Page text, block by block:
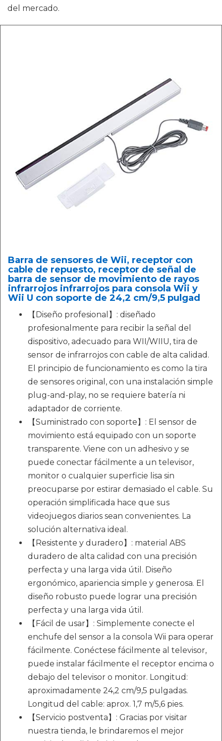
del mercado.
Barra de sensores de Wii, receptor con
cable de repuesto, receptor de señal de
barra de sensor de movimiento de rayos
infrarrojos infrarrojos para consola Wii y
Wii U con soporte de 24,2 cm/9,5 pulgad
【Diseño profesional】: diseñado
profesionalmente para recibir la señal del
dispositivo, adecuado para WII/WIIU, tira de
sensor de infrarrojos con cable de alta calidad.
El principio de funcionamiento es como la tira
de sensores original, con una instalación simple
plug-and-play, no se requiere batería ni
adaptador de corriente.
【Suministrado con soporte】: El sensor de
movimiento está equipado con un soporte
transparente. Viene con un adhesivo y se
puede conectar fácilmente a un televisor,
monitor o cualquier superficie lisa sin
preocuparse por estirar demasiado el cable. Su
operación simplificada hace que sus
videojuegos diarios sean convenientes. La
solución alternativa ideal.
【Resistente y duradero】: material ABS
duradero de alta calidad con una precisión
perfecta y una larga vida útil. Diseño
ergonómico, apariencia simple y generosa. El
diseño robusto puede lograr una precisión
perfecta y una larga vida útil.
【Fácil de usar】: Simplemente conecte el
enchufe del sensor a la consola Wii para operar
fácilmente. Conéctese fácilmente al televisor,
puede instalar fácilmente el receptor encima o
debajo del televisor o monitor. Longitud:
aproximadamente 24,2 cm/9,5 pulgadas.
Longitud del cable: aprox. 1,7 m/5,6 pies.
【Servicio postventa】: Gracias por visitar
nuestra tienda, le brindaremos el mejor